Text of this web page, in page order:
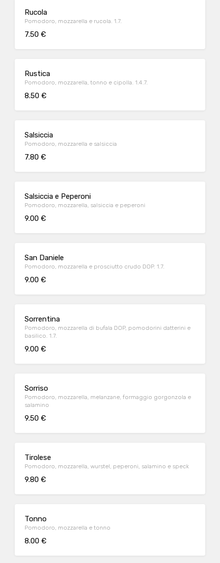
Rucola
Pomodoro, mozzarella e rucola. 1.7.
7.50 €
Rustica
Pomodoro, mozzarella, tonno e cipolla. 1.4.7.
8.50 €
Salsiccia
Pomodoro, mozzarella e salsiccia
7.80 €
Salsiccia e Peperoni
Pomodoro, mozzarella, salsiccia e peperoni
9.00 €
San Daniele
Pomodoro, mozzarella e prosciutto crudo DOP. 1.7.
9.00 €
Sorrentina
Pomodoro, mozzarella di bufala DOP, pomodorini datterini e
basilico. 1.7.
9.00 €
Sorriso
Pomodoro, mozzarella, melanzane, formaggio gorgonzola e
salamino
9.50 €
Tirolese
Pomodoro, mozzarella, wurstel, peperoni, salamino e speck
9.80 €
Tonno
Pomodoro, mozzarella e tonno
8.00 €